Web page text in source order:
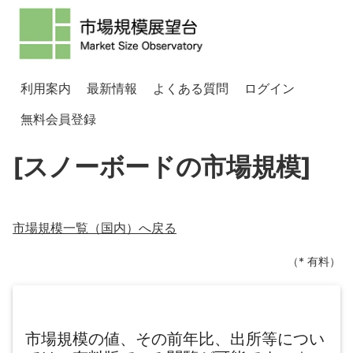
利用案内 最新情報 よくある質問
ログイン
無料会員登録
[スノーボードの市場規模]
市場規模一覧（国内）へ戻る
（* 有料）
市場規模の値、その前年比、出所等につい